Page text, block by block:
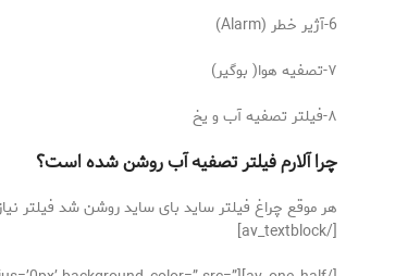
6-آژیر خطر (Alarm)
۷-تصفیه هوا( بوگیر)
۸-فیلتر تصفیه آب و یخ
چرا آلارم فیلتر تصفیه آب روشن شده است؟
هر موقع چراغ فیلتر ساید بای ساید روشن شد فیلتر
[/av_textblock]